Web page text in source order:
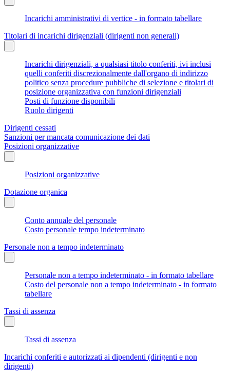
Incarichi amministrativi di vertice - in formato tabellare
Titolari di incarichi dirigenziali (dirigenti non generali)
Incarichi dirigenziali, a qualsiasi titolo conferiti, ivi inclusi
quelli conferiti discrezionalmente dall'organo di indirizzo
politico senza procedure pubbliche di selezione e titolari di
posizione organizzativa con funzioni dirigenziali
Posti di funzione disponibili
Ruolo dirigenti
Dirigenti cessati
Sanzioni per mancata comunicazione dei dati
Posizioni organizzative
Posizioni organizzative
Dotazione organica
Conto annuale del personale
Costo personale tempo indeterminato
Personale non a tempo indeterminato
Personale non a tempo indeterminato - in formato tabellare
Costo del personale non a tempo indeterminato - in formato
tabellare
Tassi di assenza
Tassi di assenza
Incarichi conferiti e autorizzati ai dipendenti (dirigenti e non
dirigenti)